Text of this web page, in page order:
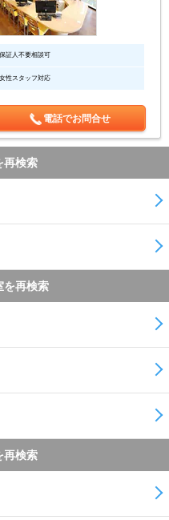
保証人不要相談可
女性スタッフ対応
電話でお問合せ
再検索
を再検索
再検索